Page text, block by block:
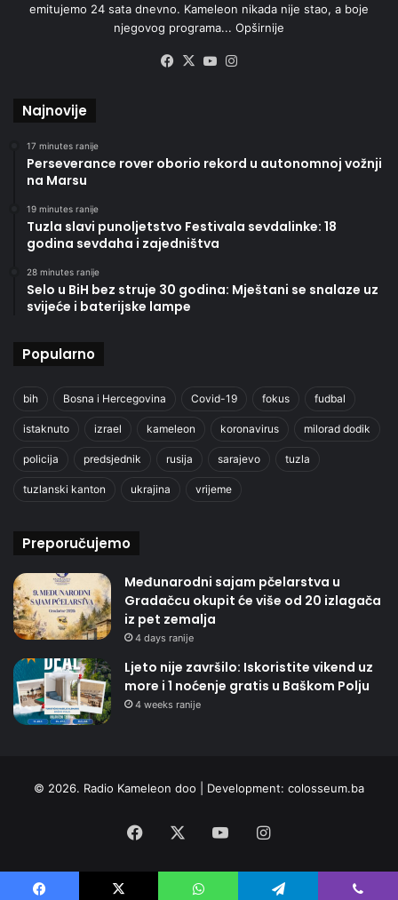
emitujemo 24 sata dnevno. Kameleon nikada nije stao, a boje
njegovog programa... Opširnije
Facebook
X YouTube
Najnovije
17 minutes ranije
Perseverance rover oborio rekord u autonomnoj vožnji
na Marsu
19 minutes ranije
Tuzla slavi punoljetstvo Festivala sevdalinke: 18
godina sevdaha i zajedništva
28 minutes ranije
Selo u BiH bez struje 30 godina: Mještani se snalaze uz
svijeće i baterijske lampe
Popularno
bih Bosna i Hercegovina Covid-19 fokus fudbal
istaknuto izrael kameleon koronavirus milorad dodik
policija predsjednik rusija sarajevo tuzla
tuzlanski kanton ukrajina vrijeme
Preporučujemo
Međunarodni sajam pčelarstva u
Gradačcu okupit će više od 20 izlagača
iz pet zemalja
4 days ranije
Ljeto nije završilo: Iskoristite vikend uz
more i 1 noćenje gratis u Baškom Polju
4 weeks ranije
© 2026. Radio Kameleon doo | Development: colosseum.ba
Facebook YouTubeInstagram